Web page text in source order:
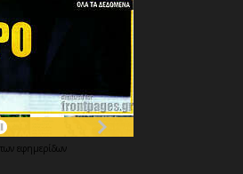
των εφημερίδων